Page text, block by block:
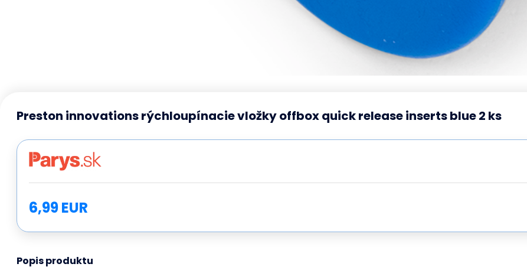
Preston innovations rýchloupínacie vložky offbox quick release inserts blue 2 ks
6,99 EUR
Popis produktu